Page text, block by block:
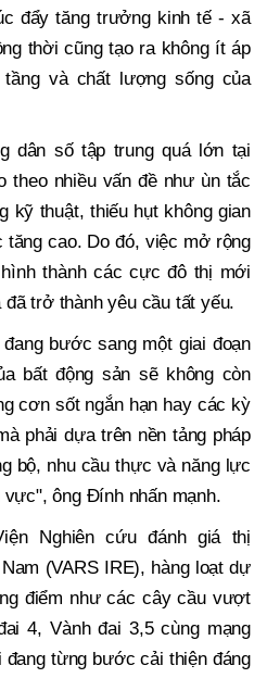
đẩy tăng trưởng kinh tế - xã
thời cũng tạo ra không ít áp
và chất lượng sống của
dân số tập trung quá lớn tại
theo nhiều vấn đề như ùn tắc
kỹ thuật, thiếu hụt không gian
cao. Do đó, việc mở rộng
thành các cực đô thị mới
trở thành yêu cầu tất yếu.
bước sang một giai đoạn
bất động sản sẽ không còn
cơn sốt ngắn hạn hay các kỳ
phải dựa trên nền tảng pháp
bộ, nhu cầu thực và năng lực
ông Đính nhấn mạnh.
Nghiên cứu đánh giá thị
(VARS IRE), hàng loạt dự
điểm như các cây cầu vượt
4, Vành đai 3,5 cùng mạng
từng bước cải thiện đáng